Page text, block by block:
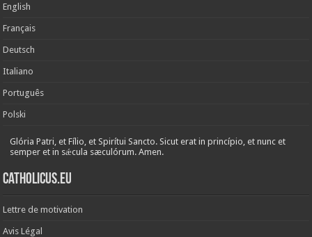
English
Français
Deutsch
Italiano
Português
Polski
Glória Patri, et Fílio, et Spirítui Sancto. Sicut erat in princípio, et nunc et
semper et in sǽcula sæculórum. Amen.
Catholicus.eu
Lettre de motivation
Avis Légal